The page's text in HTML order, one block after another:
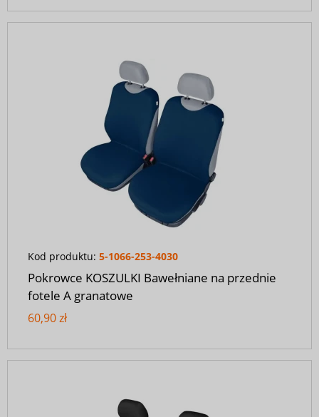
Kod produktu: 5-1066-253-4030
Pokrowce KOSZULKI Bawełniane na przednie
fotele A granatowe
60,90 zł